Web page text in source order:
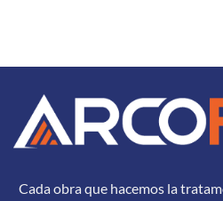
Cada obra que hacemos la